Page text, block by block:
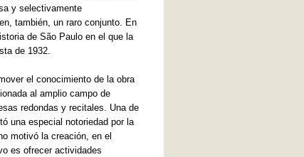
y selectivamente
también, un raro conjunto. En
de São Paulo en el que la
de 1932.
el conocimiento de la obra
al amplio campo de
redondas y recitales. Una de
una especial notoriedad por la
motivó la creación, en el
es ofrecer actividades